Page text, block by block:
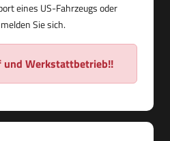
eines US-Fahrzeugs oder
Sie sich.
und Werkstattbetrieb!!